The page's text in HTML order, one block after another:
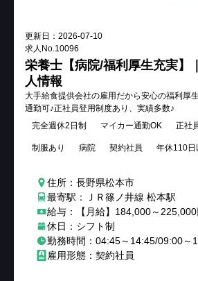
更新日： 2026-07-10
求人No.10096
栄養士【病院/福利厚生充実】
人情報
大手給食提供会社の雇用だから安心の福利厚
通勤可♪正社員登用制度あり、実績多数♪
完全週休2日制
マイカー通勤OK 正社
制服あり 病院 契約社員 年休110日
住所：長野県松本市
最寄駅：ＪＲ篠ノ井線 松本駅
給与：【月給】184,000～225,000
休日：シフト制
勤務時間：04:45～14:45/09:00～
雇用形態：契約社員